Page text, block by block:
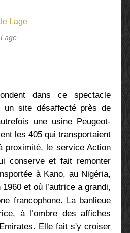
dans ce spectacle
un site désaffecté près de
une usine Peugeot-
les 405 qui transportaient
proximité, le service Action
conserve et fait remonter
à Kano, au Nigéria,
et où l’autrice a grandi,
francophone. La banlieue
à l’ombre des affiches
Elle fait s'y croiser